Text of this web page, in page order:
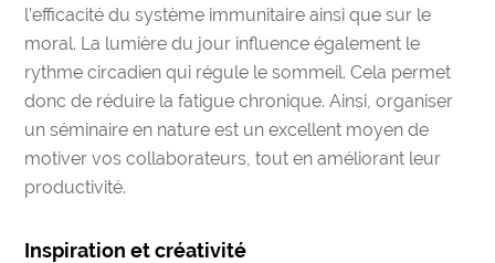
l’efficacité du système immunitaire ainsi que sur le
moral. La lumière du jour influence également le
rythme circadien qui régule le sommeil. Cela permet
donc de réduire la fatigue chronique.Ainsi,organiser
un séminaire en nature est un excellent moyen de
motiver vos collaborateurs, tout en améliorant leur
productivité.
Inspiration et créativité